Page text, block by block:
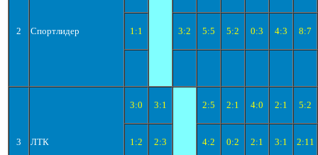
2 Спортлидер 1:1 3:2 5:5 5:2 0:3 4:3 8:7
3 ЛТК
3:0 3:1 2:5 2:1 4:0 2:1 5:2
1:2 2:3 4:2 0:2 2:1 3:1 2:11